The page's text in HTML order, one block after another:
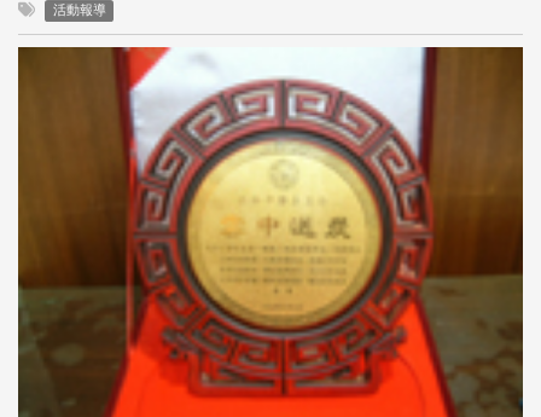
活動報導